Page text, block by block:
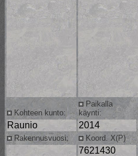
Kohteen kunto:
Paikalla
käynti:
Raunio 2014
Rakennusvuosi: Koord. X(P)
7621430